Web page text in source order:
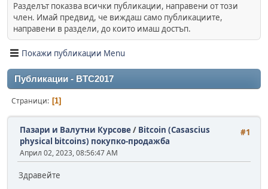
Разделът показва всички публикации, направени от този
член. Имай предвид, че виждаш само публикациите,
направени в раздели, до които имаш достъп.
Покажи публикации Menu
Публикации - BTC2017
Страници 1
#1
Пазари и Валутни Курсове/ Bitcoin (Casascius
physical bitcoins) покупко-продажба
Април 02, 2023, 08:56:47 AM
Здравейте